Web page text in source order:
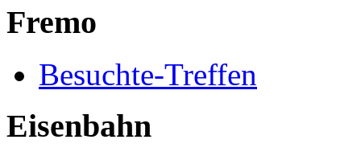
Fremo
Besuchte-Treffen
Eisenbahn